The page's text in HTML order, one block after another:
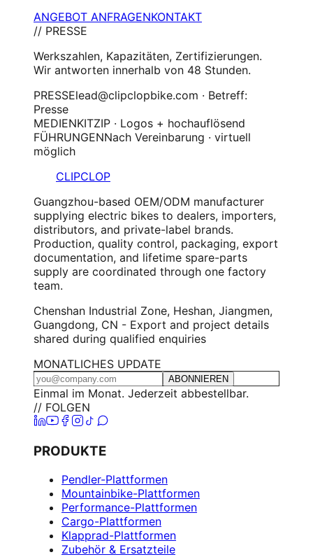
ANGEBOT ANFRAGENKONTAKT
// PRESSE
Werkszahlen, Kapazitäten, Zertifizierungen.
Wir antworten innerhalb von 48 Stunden.
PRESSElead@clipclopbike.com · Betreff:
Presse
MEDIENKITZIP · Logos + hochauflösend
FÜHRUNGENNach Vereinbarung · virtuell
möglich
CLIPCLOP
Guangzhou-based OEM/ODM manufacturer
supplying electric bikes to dealers, importers,
distributors, and private-label brands.
Production, quality control, packaging, export
documentation, and lifetime spare-parts
supply are coordinated through one factory
team.
Chenshan Industrial Zone, Heshan, Jiangmen,
Guangdong, CN - Export and project details
shared during qualified enquiries
MONATLICHES UPDATE
ABONNIEREN
Einmal im Monat. Jederzeit abbestellbar.
// FOLGEN
PRODUKTE
Pendler-Plattformen
Mountainbike-Plattformen
Performance-Plattformen
Cargo-Plattformen
Klapprad-Plattformen
Zubehör & Ersatzteile